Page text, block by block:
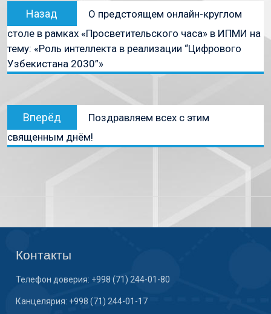
Назад
О предстоящем онлайн-круглом
столе в рамках «Просветительского часа» в ИПМИ на
тему: «Роль интеллекта в реализации “Цифрового
Узбекистана 2030”»
Вперёд
Поздравляем всех с этим
священным днём!
Контакты
Телефон доверия: +998 (71) 244-01-80
Канцелярия: +998 (71) 244-01-17